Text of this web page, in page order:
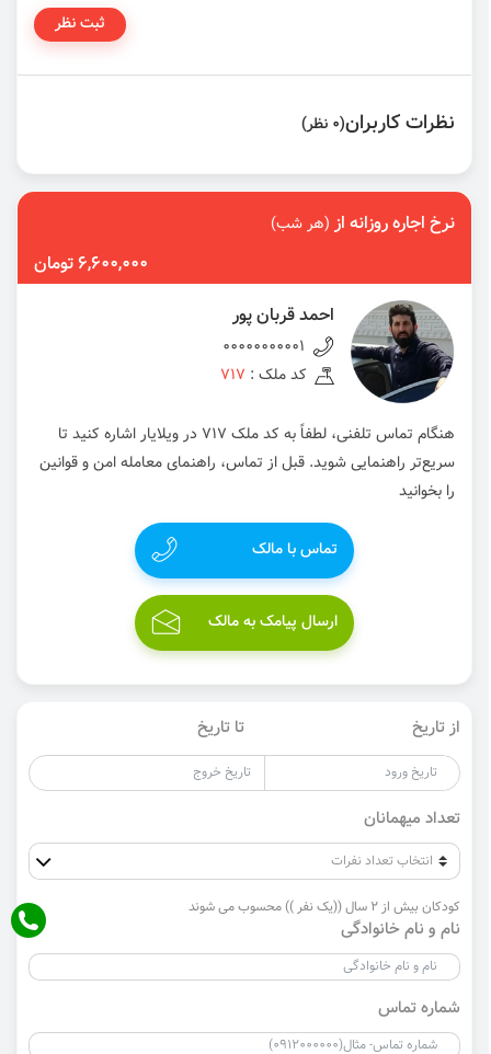
ثبت نظر
نظرات کاربران(0 نظر)
نرخ اجاره روزانه از(هر شب)
6,600,000 تومان
احمد قربان پور
00000000001
کد ملک : 717
هنگام تماس تلفنی، لطفاً به کد ملک 717 در ویلایار اشاره کنید تا
سریع‌تر راهنمایی شوید. قبل از تماس، راهنمای معامله امن و قوانین
را بخوانید
تماس با مالک
ارسال پیامک به مالک
از تاریخ تا تاریخ
تعداد میهمانان
کودکان بیش از 2 سال ((یک نفر )) محسوب می شوند
نام و نام خانوادگی
شماره تماس